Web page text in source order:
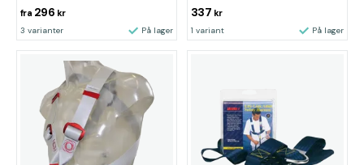
fra 296 kr
3 varianter På lager
337 kr
1 variant På lager